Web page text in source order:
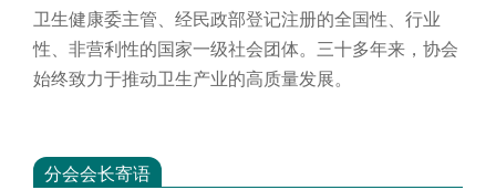
卫生健康委主管、经民政部登记注册的全国性、行业
性、非营利性的国家一级社会团体。三十多年来，协会
始终致力于推动卫生产业的高质量发展。
分会会长寄语